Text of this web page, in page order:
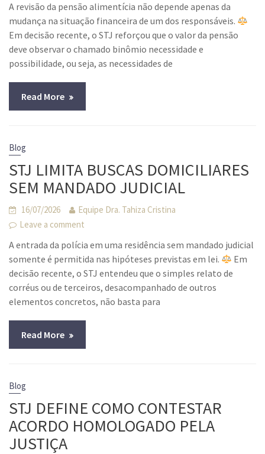
A revisão da pensão alimentícia não depende apenas da
mudança na situação financeira de um dos responsáveis.
Em decisão recente, o STJ reforçou que o valor da pensão
deve observar o chamado binômio necessidade e
possibilidade, ou seja, as necessidades de
Read More
Blog
STJ LIMITA BUSCAS DOMICILIARES
SEM MANDADO JUDICIAL
16/07/2026
Equipe Dra. Tahiza Cristina
Leave a comment
A entrada da polícia em uma residência sem mandado judicial
somente é permitida nas hipóteses previstas em lei.
Em
decisão recente, o STJ entendeu que o simples relato de
corréus ou de terceiros, desacompanhado de outros
elementos concretos, não basta para
Read More
Blog
STJ DEFINE COMO CONTESTAR
ACORDO HOMOLOGADO PELA
JUSTIÇA